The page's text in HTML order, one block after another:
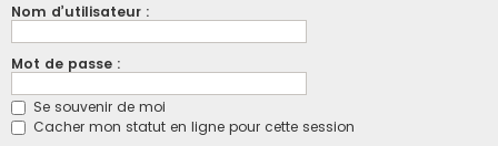
Nom d’utilisateur :
Mot de passe :
Se souvenir de moi
Cacher mon statut en ligne pour cette session